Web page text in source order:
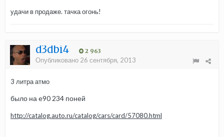
удачи в продаже. тачка огонь!
d3dbi4 2 963
Опубликовано 26 сентября, 2013
3 литра атмо
было на e90 234 поней
http://catalog.auto.ru/catalog/cars/card/57080.html